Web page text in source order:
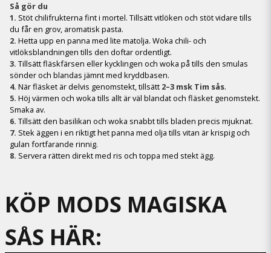
Så gör du
1. Stöt chilifrukterna fint i mortel. Tillsätt vitlöken och stöt vidare tills
du får en grov, aromatisk pasta.
2. Hetta upp en panna med lite matolja. Woka chili- och
vitlöksblandningen tills den doftar ordentligt.
3. Tillsätt fläskfärsen eller kycklingen och woka på tills den smulas
sönder och blandas jämnt med kryddbasen.
4. När fläsket är delvis genomstekt, tillsätt 2–3 msk Tim sås.
5. Höj värmen och woka tills allt är väl blandat och fläsket genomstekt.
Smaka av.
6. Tillsätt den basilikan och woka snabbt tills bladen precis mjuknat.
7. Stek äggen i en riktigt het panna med olja tills vitan är krispig och
gulan fortfarande rinnig.
8. Servera rätten direkt med ris och toppa med stekt ägg.
KÖP MODS MAGISKA
SÅS HÄR: